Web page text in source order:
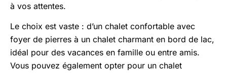
à vos attentes.
Le choix est vaste : d’un chalet confortable avec
foyer de pierres à un chalet charmant en bord de lac,
idéal pour des vacances en famille ou entre amis.
Vous pouvez également opter pour un chalet